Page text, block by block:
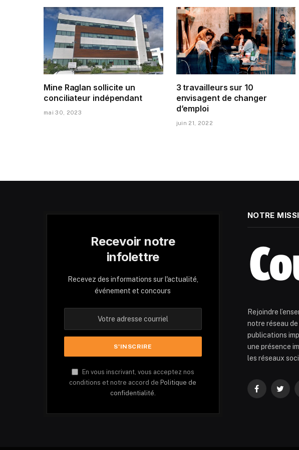
Mine Raglan sollicite un
conciliateur indépendant
mai 30, 2023
3 travailleurs sur 10
envisagent de changer
d’emploi
juin 21, 2022
Recevoir notre
infolettre
Recevez des informations sur l'actualité,
événement et concours
En vous inscrivant, vous acceptez nos
conditions et notre accord de Politique de
confidentialité.
NOTRE
Rejoindre
notre réseau
publications
une présence
les réseaux
Facebook